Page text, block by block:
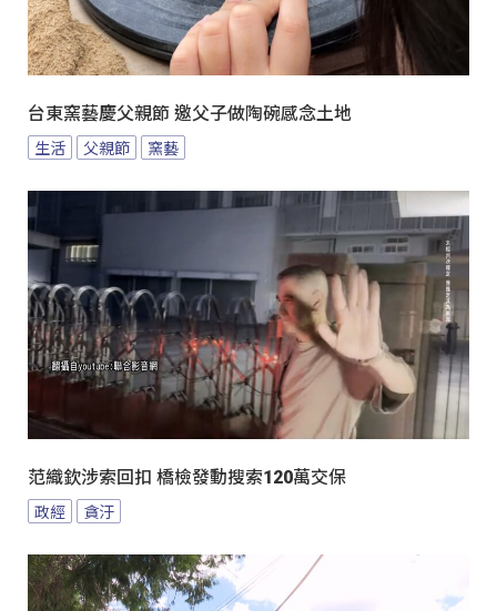
台東窯藝慶父親節 邀父子做陶碗感念土地
生活 父親節 窯藝
范織欽涉索回扣 橋檢發動搜索120萬交保
政經 貪汙